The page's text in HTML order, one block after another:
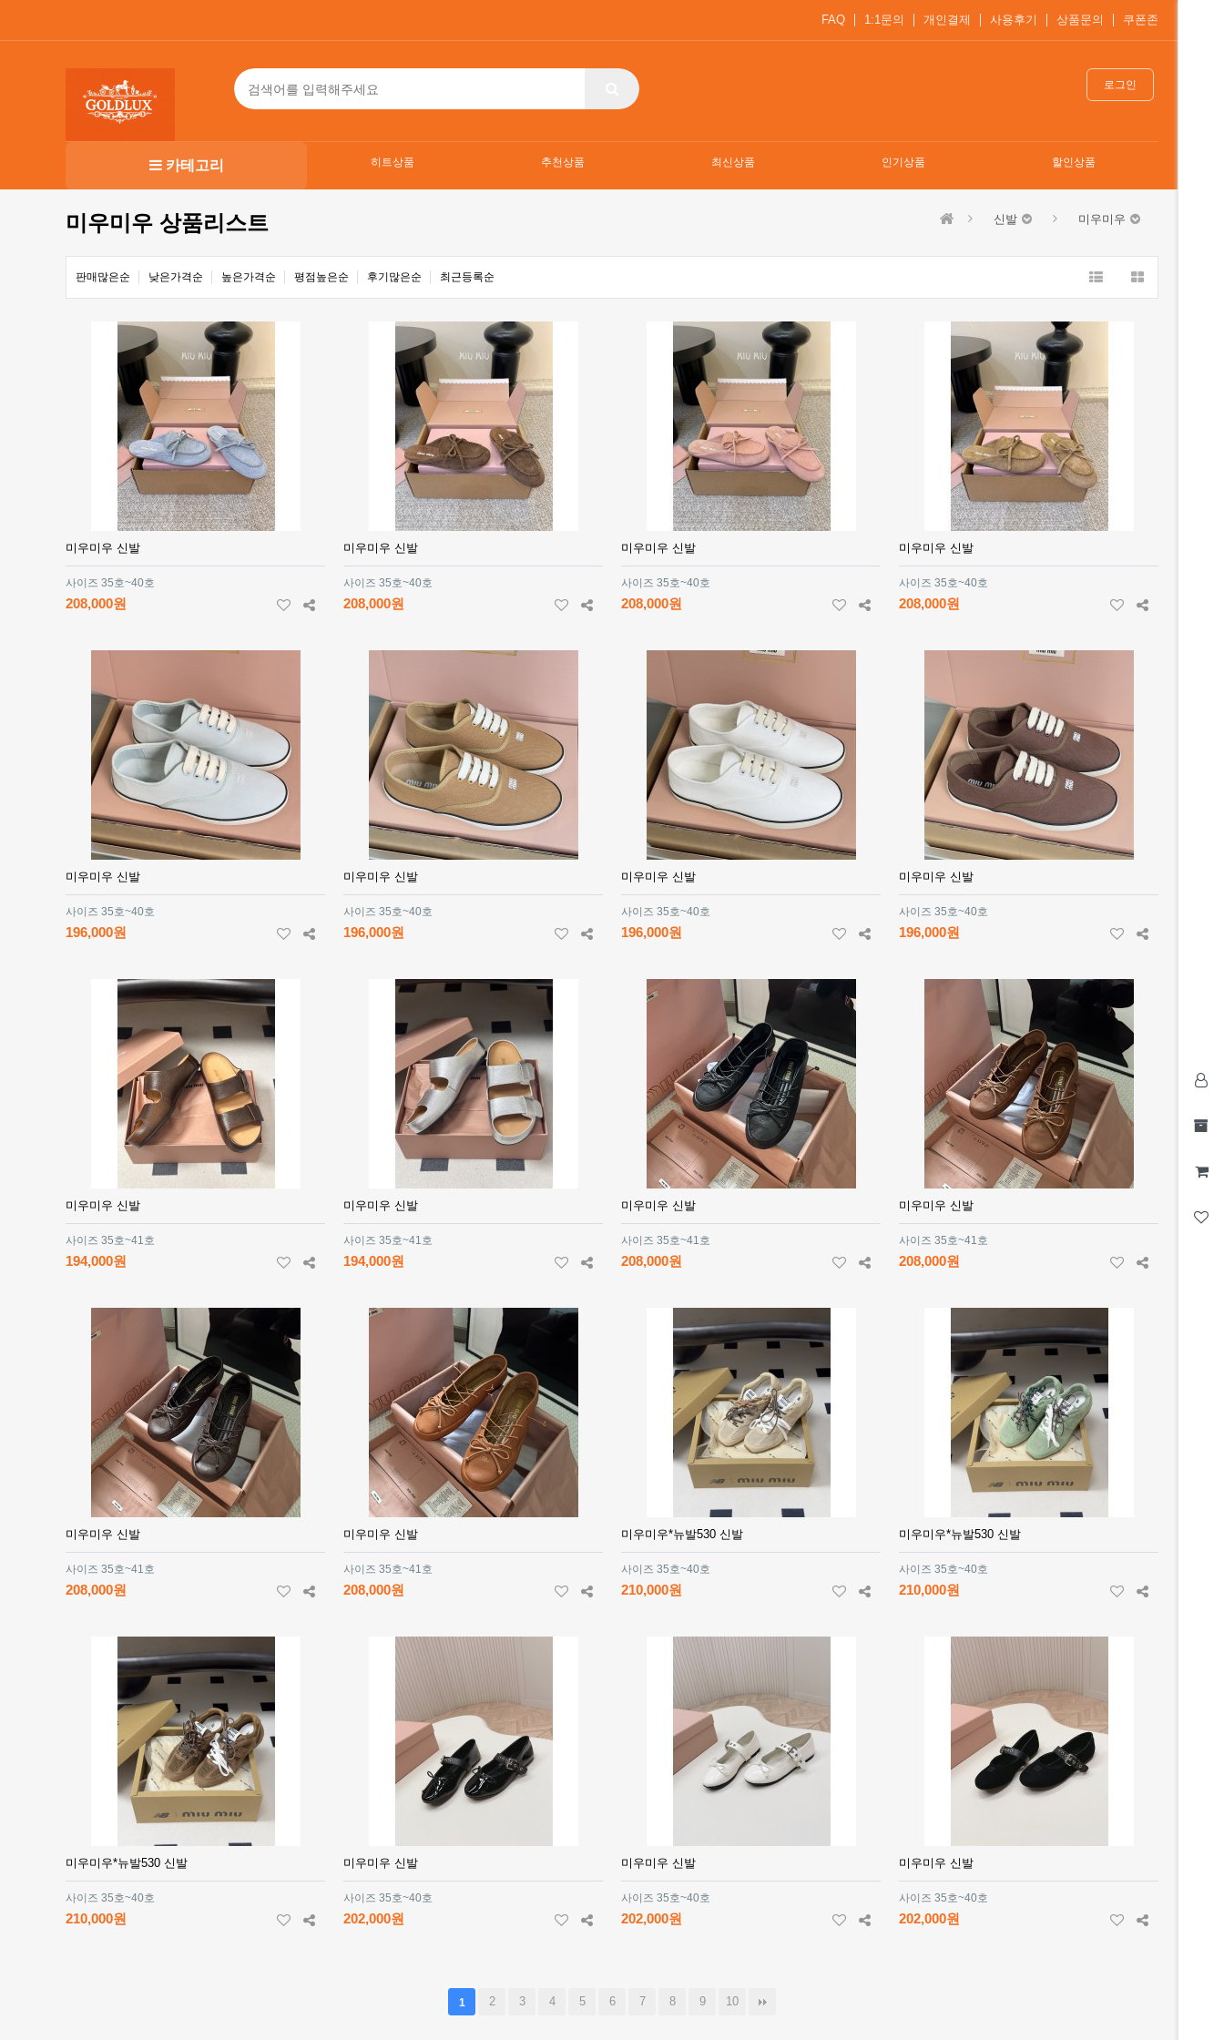
FAQ 1:1문의 개인결제 사용후기 상품문의 쿠폰존
로그인
카테고리 히트상품 추천상품 최신상품 인기상품 할인상품
미우미우 상품리스트 신발 미우미우
판매많은순 낮은가격순 높은가격순 평점높은순 후기많은순 최근등록순
미우미우 신발
사이즈 35호~40호
208,000원
미우미우 신발
사이즈 35호~40호
208,000원
미우미우 신발
사이즈 35호~40호
208,000원
미우미우 신발
사이즈 35호~40호
208,000원
미우미우 신발
사이즈 35호~40호
196,000원
미우미우 신발
사이즈 35호~40호
196,000원
미우미우 신발
사이즈 35호~40호
196,000원
미우미우 신발
사이즈 35호~40호
196,000원
미우미우 신발
사이즈 35호~41호
194,000원
미우미우 신발
사이즈 35호~41호
194,000원
미우미우 신발
사이즈 35호~41호
208,000원
미우미우 신발
사이즈 35호~41호
208,000원
미우미우 신발
사이즈 35호~41호
208,000원
미우미우 신발
사이즈 35호~41호
208,000원
미우미우*뉴발530 신발
사이즈 35호~40호
210,000원
미우미우*뉴발530 신발
사이즈 35호~40호
210,000원
미우미우*뉴발530 신발
사이즈 35호~40호
210,000원
미우미우 신발
사이즈 35호~40호
202,000원
미우미우 신발
사이즈 35호~40호
202,000원
미우미우 신발
사이즈 35호~40호
202,000원
1 2 3 4 5 6 7 8 9 10